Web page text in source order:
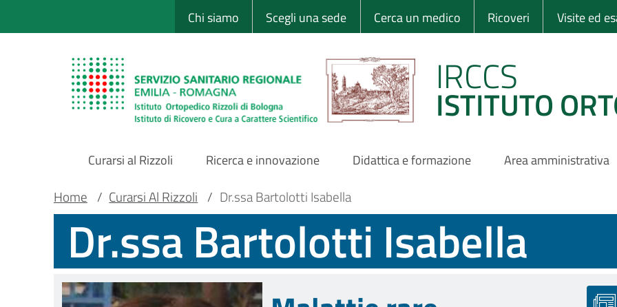
al
Sito Web Istituto Ortopedico
Chi siamo Scegli una sede Cerca un medico Ricoveri Visite ed
IRCCS
ISTITUTO
Main
Navigation
Curarsi al Rizzoli Ricerca e innovazione Didattica e formazione Area amministrativa
Main container
Briciole
pane
Home / Curarsi Al Rizzoli / Dr.ssa Bartolotti Isabella
Dr.ssa Bartolotti Isabella